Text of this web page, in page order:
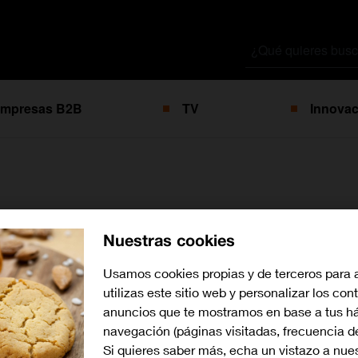
B2B TV
a Orange como único
en proyectos
Nuestras cookies
Usamos cookies propias y de terceros para
utilizas este sitio web y personalizar los
anuncios que te mostramos en base a tus
navegación (páginas visitadas, frecuencia
Si quieres saber más, echa un vistazo a